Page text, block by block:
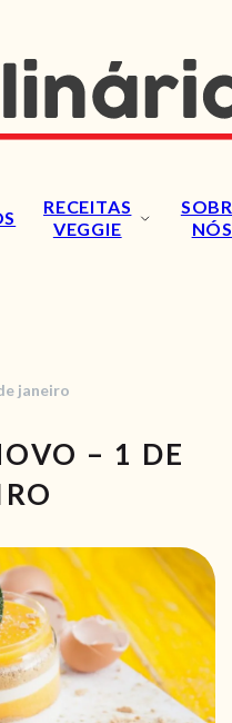
RECEITAS
VEGGIE
NÓS
VEGGIE
NÓS
janeiro
– 1 DE